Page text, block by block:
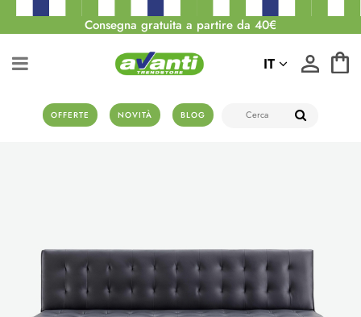
Consegna gratuita a partire da 40€
OFFERTE NOVITÀ BLOG
IT